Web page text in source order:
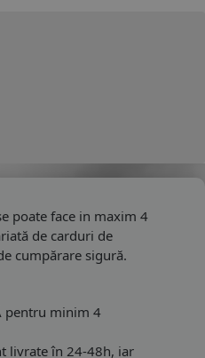
poate face in maxim 4
de carduri de
cumpărare sigură.
pentru minim 4
livrate în 24-48h, iar